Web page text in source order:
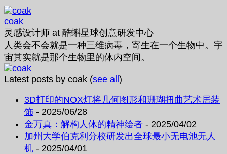
coak
灵感设计师 at 酷蝌星球创意研发中心
人类会不会就是一种三维病毒，寄生在一个生物中。宇
宙其实就是那个生物里的体内空间。
Latest posts by coak (see all)
3D打印的NOX灯将几何图形和珊瑚扭曲艺术居装
饰 - 2025/06/28
金万真：解构人体的精神绘者 - 2025/04/02
加州大学伯克利分校研发出全球最小无电池无人
机 - 2025/04/01